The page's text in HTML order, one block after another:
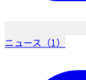
ニュース（1）